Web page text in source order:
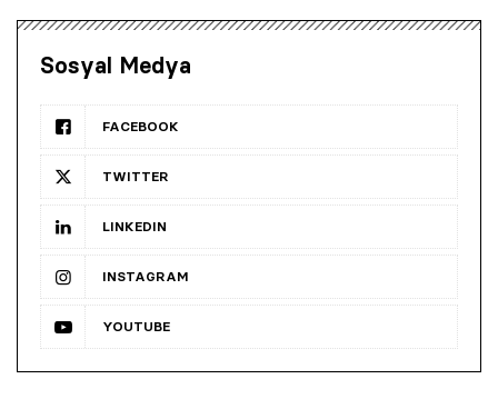
Sosyal Medya
FACEBOOK
TWITTER
LINKEDIN
INSTAGRAM
YOUTUBE